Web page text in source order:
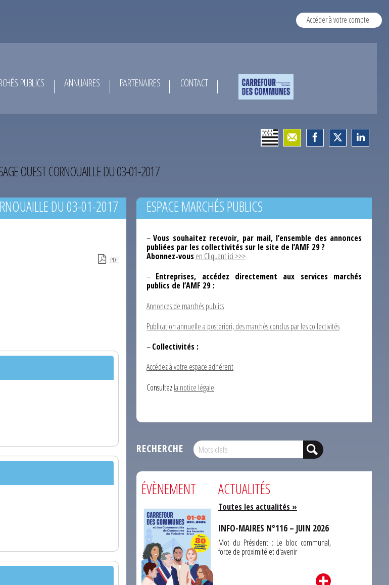
Accéder à votre compte
PUBLICS ANNUAIRES PARTENAIRES CONTACT
OUEST CORNOUAILLE DU 03-01-2017
DU 03-01-2017
PDF
ESPACE MARCHÉS PUBLICS
–Vous souhaitez recevoir, par mail, l’ensemble des annonces
publiées par les collectivités sur le site de l’AMF 29 ?
Abonnez-vousen Cliquant ici >>>
– Entreprises, accédez directement aux services marchés
publics de l’AMF 29 :
Annonces de marchés publics
Publication annuelle a posteriori, des marchés conclus par les collectivités
–Collectivités :
Accédez à votre espace adhérent
Consultezla notice légale
RECHERCHE
ÉVÈNEMENT ACTUALITÉS
Toutes les actualités »
INFO-MAIRES N°116 – JUIN 2026
Mot du Président : Le bloc communal,
force de proximité et d'avenir